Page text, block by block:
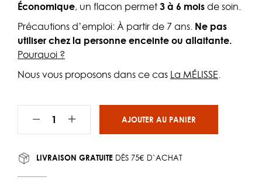
Économique, un flacon permet 3 à 6 mois de soin.
Précautions d’emploi: À partir de 7 ans. Ne pas
utiliser chez la personne enceinte ou allaitante.
Pourquoi ?
Nous vous proposons dans ce cas La MÉLISSE.
AJOUTER AU PANIER
LIVRAISON GRATUITE DÈS 75€ D’ACHAT